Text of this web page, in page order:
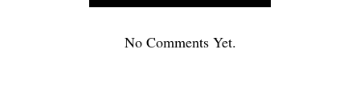
No Comments Yet.